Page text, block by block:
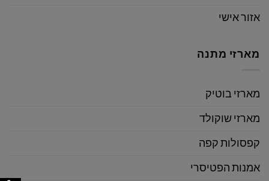
אזור אישי
מארזי מתנה
מארזי בוטיק
מארזי שוקולד
קפסולות קפה
אמנות הפטיסרי